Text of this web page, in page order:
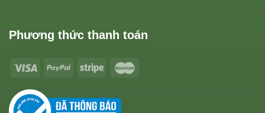
Phương thức thanh toán